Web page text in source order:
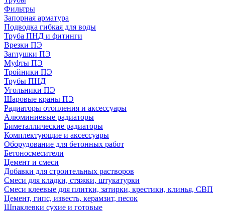
Фильтры
Запорная арматура
Подводка гибкая для воды
Труба ПНД и фитинги
Врезки ПЭ
Заглушки ПЭ
Муфты ПЭ
Тройники ПЭ
Трубы ПНД
Угольники ПЭ
Шаровые краны ПЭ
Радиаторы отопления и аксессуары
Алюминиевые радиаторы
Биметаллические радиаторы
Комплектующие и аксессуары
Оборудование для бетонных работ
Бетоносмесители
Цемент и смеси
Добавки для строительных растворов
Смеси для кладки, стяжки, штукатурки
Смеси клеевые для плитки, затирки, крестики, клинья, СВП
Цемент, гипс, известь, керамзит, песок
Шпаклевки сухие и готовые